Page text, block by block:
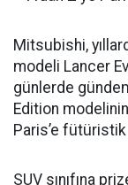
Mitsubishi,
modeli Lancer
günlerde
Edition
Paris’e
SUV sınıfına